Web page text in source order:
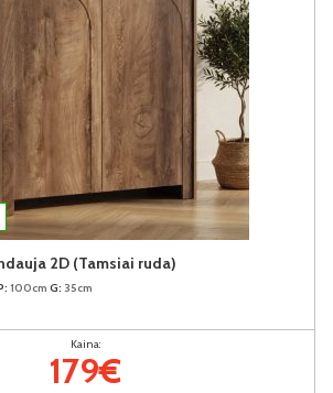
2D (Tamsiai ruda)
100cm G: 35cm
Kaina:
179€